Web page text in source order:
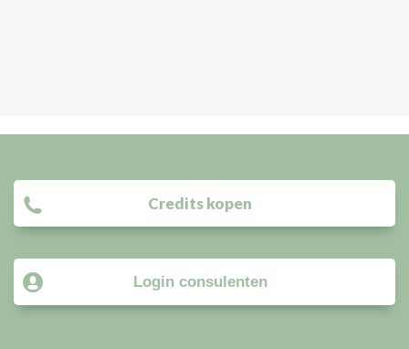
Credits kopen
Login consulenten